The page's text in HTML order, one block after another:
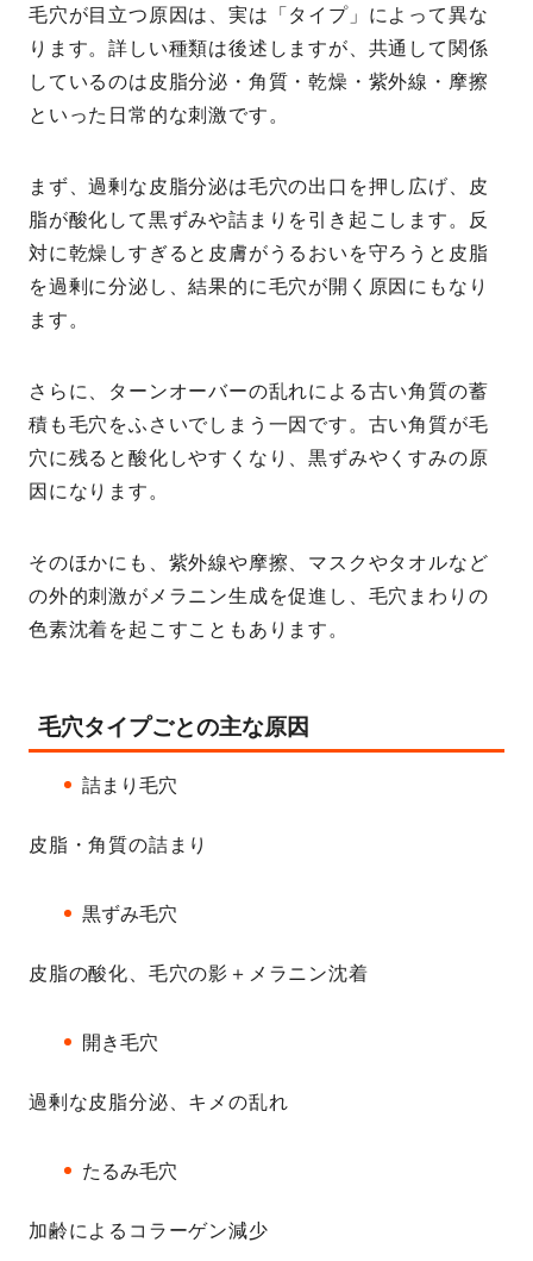
毛穴が目立つ原因は、実は「タイプ」によって異な
ります。詳しい種類は後述しますが、共通して関係
しているのは皮脂分泌・角質・乾燥・紫外線・摩擦
といった日常的な刺激です。
まず、過剰な皮脂分泌は毛穴の出口を押し広げ、皮
脂が酸化して黒ずみや詰まりを引き起こします。反
対に乾燥しすぎると皮膚がうるおいを守ろうと皮脂
を過剰に分泌し、結果的に毛穴が開く原因にもなり
ます。
さらに、ターンオーバーの乱れによる古い角質の蓄
積も毛穴をふさいでしまう一因です。古い角質が毛
穴に残ると酸化しやすくなり、黒ずみやくすみの原
因になります。
そのほかにも、紫外線や摩擦、マスクやタオルなど
の外的刺激がメラニン生成を促進し、毛穴まわりの
色素沈着を起こすこともあります。
毛穴タイプごとの主な原因
詰まり毛穴
皮脂・角質の詰まり
黒ずみ毛穴
皮脂の酸化、毛穴の影＋メラニン沈着
開き毛穴
過剰な皮脂分泌、キメの乱れ
たるみ毛穴
加齢によるコラーゲン減少